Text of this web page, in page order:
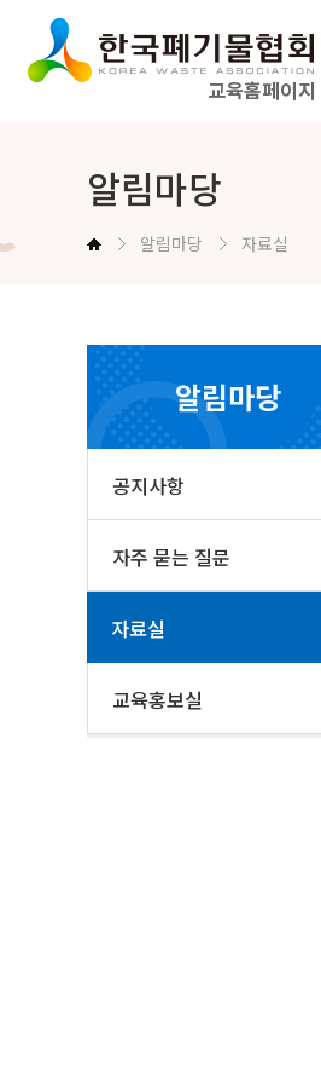
교육홈페이지
알림마당
알림마당 자료실
알림마당
공지사항
자주 묻는 질문
자료실
교육홍보실